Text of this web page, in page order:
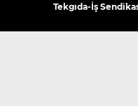
Tekgıda-İş